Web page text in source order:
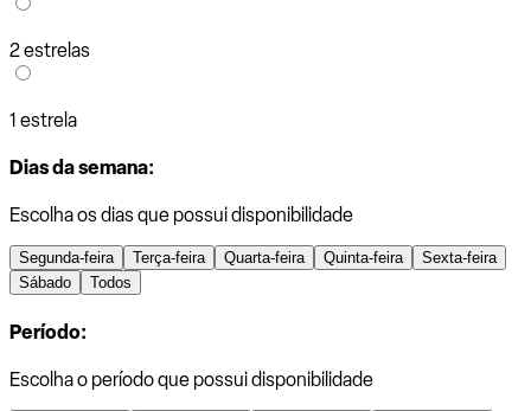
2 estrelas
1 estrela
Dias da semana:
Escolha os dias que possui disponibilidade
Segunda-feira Terça-feira Quarta-feira Quinta-feira
Sexta-feira
Sábado
Todos
Período:
Escolha o período que possui disponibilidade